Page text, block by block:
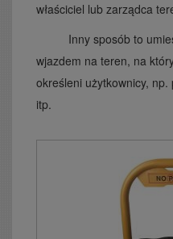
właściciel lub zarządca
Inny sposób to
wjazdem na teren, na
określeni użytkownicy,
itp.